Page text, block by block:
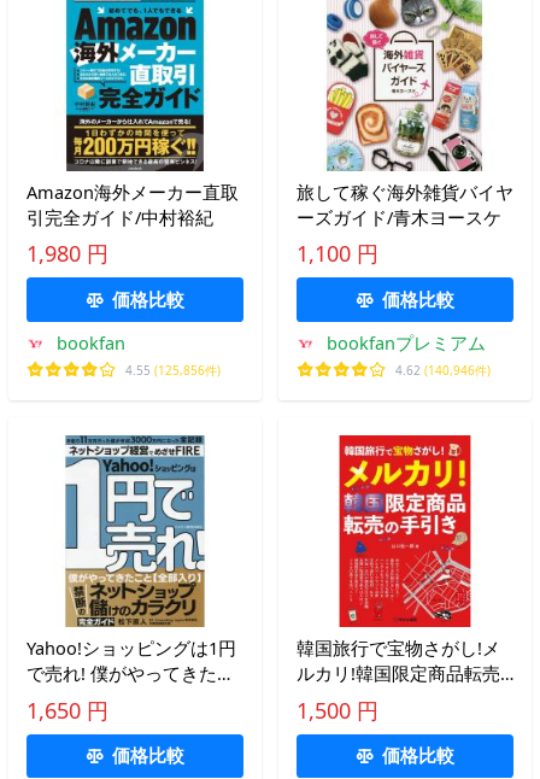
Amazon海外メーカー直取
引完全ガイド/中村裕紀
1,980 円
価格比較
bookfan
4.55 (125,856件)
旅して稼ぐ海外雑貨バイヤ
ーズガイド/青木ヨースケ
1,100 円
価格比較
bookfanプレミアム
4.62 (140,946件)
Yahoo!ショッピングは1円
で売れ! 僕がやってきたこ
と〈全部入り〉禁断のネッ
トショップ儲けのカラク
リ/松下直人
1,650 円
価格比較
韓国旅行で宝物さがし!メ
ルカリ!韓国限定商品転売
の手引き/山口裕一郎
1,500 円
価格比較